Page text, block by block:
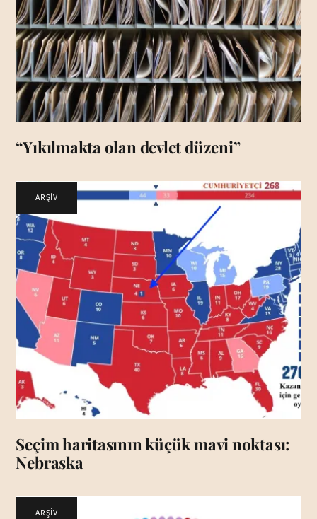
“Yıkılmakta olan devlet düzeni”
ARŞİV
Seçim haritasının küçük mavi noktası:
Nebraska
ARŞİV